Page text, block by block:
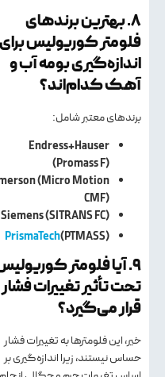
۸. بهترین برندهای
فلومتر کوریولیس برای
اندازه‌گیری بومه آب و
آهک کدام‌اند؟
برندهای معتبر شامل:
Endress+Hauser
(Promass F)
Emerson (Micro Motion
CMF)
Siemens (SITRANS FC)
PrismaTech(PTMASS)
۹. آیا فلومتر کوریولیس
تحت تأثیر تغییرات فشار
قرار می‌گیرد؟
خیر، این فلومترها به تغییرات فشار
حساس نیستند، زیرا اندازه‌گیری بر